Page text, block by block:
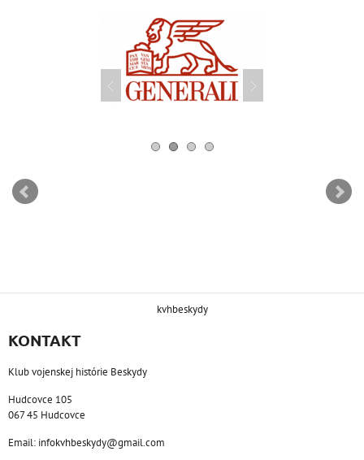
kvhbeskydy
KONTAKT
Klub vojenskej histórie Beskydy
Hudcovce 105
067 45 Hudcovce
Email: infokvhbeskydy@gmail.com